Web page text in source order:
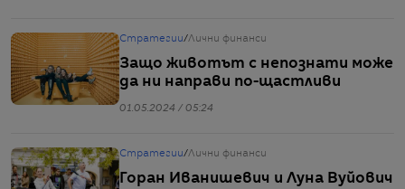
Стратегии/Лични финанси
Защо животът с непознати може
да ни направи по-щастливи
01.05.2024 / 05:24
Стратегии/Лични финанси
Горан Иванишевич и Луна Вуйович